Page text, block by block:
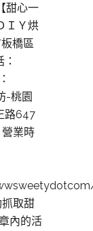
甜心一
ＩＹ烘
橋區
-桃園
路647
業時
取甜
內的活